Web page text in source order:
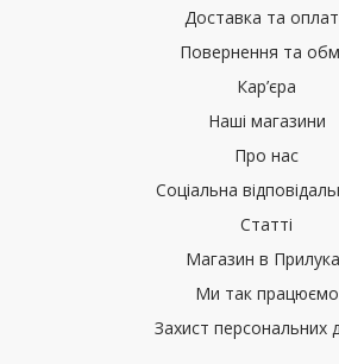
Доставка та
Повернення та
Кар’єра
Наші магазини
Про нас
Соціальна
Статті
Магазин в
Ми так працюємо
Захист персональних